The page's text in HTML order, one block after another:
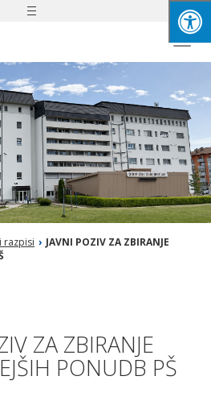
Toggle
razpisi › JAVNI POZIV ZA ZBIRANJE
ZA ZBIRANJE
PONUDB PŠ